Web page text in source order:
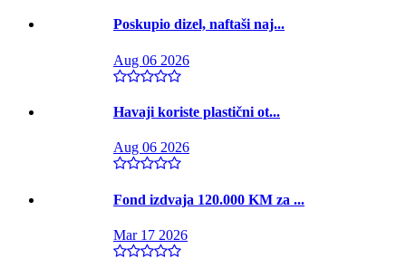
Poskupio dizel, naftaši naj...
Aug 06 2026
Havaji koriste plastični ot...
Aug 06 2026
Fond izdvaja 120.000 KM za ...
Mar 17 2026